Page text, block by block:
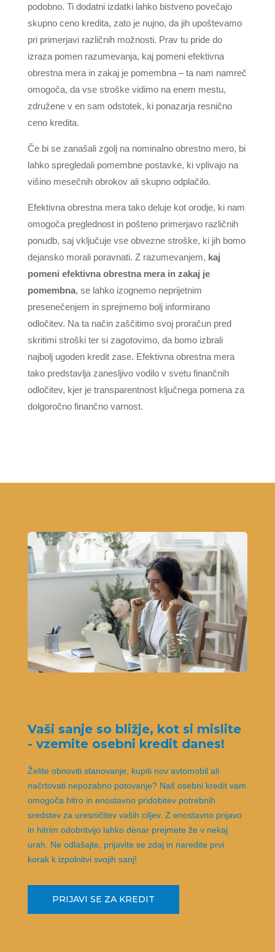
podobno. Ti dodatni izdatki lahko bistveno povečajo
skupno ceno kredita, zato je nujno, da jih upoštevamo
pri primerjavi različnih možnosti. Prav tu pride do
izraza pomen razumevanja, kaj pomeni efektivna
obrestna mera in zakaj je pomembna – ta nam namreč
omogoča, da vse stroške vidimo na enem mestu,
združene v en sam odstotek, ki ponazarja resnično
ceno kredita.
Če bi se zanašali zgolj na nominalno obrestno mero, bi
lahko spregledali pomembne postavke, ki vplivajo na
višino mesečnih obrokov ali skupno odplačilo.
Efektivna obrestna mera tako deluje kot orodje, ki nam
omogoča preglednost in pošteno primerjavo različnih
ponudb, saj vključuje vse obvezne stroške, ki jih bomo
dejansko morali poravnati. Z razumevanjem, kaj
pomeni efektivna obrestna mera in zakaj je
pomembna, se lahko izognemo neprijetnim
presenečenjem in sprejmemo bolj informirano
odločitev. Na ta način zaščitimo svoj proračun pred
skritimi stroški ter si zagotovimo, da bomo izbrali
najbolj ugoden kredit zase. Efektivna obrestna mera
tako predstavlja zanesljivo vodilo v svetu finančnih
odločitev, kjer je transparentnost ključnega pomena za
dolgoročno finančno varnost.
Vaši sanje so bližje, kot si mislite
- vzemite osebni kredit danes!
Želite obnoviti stanovanje, kupiti nov avtomobil ali
načrtovati nepozabno potovanje? Naš osebni kredit vam
omogoča hitro in enostavno pridobitev potrebnih
sredstev za uresničitev vaših ciljev. Z enostavno prijavo
in hitrim odobritvijo lahko denar prejmete že v nekaj
urah. Ne odlašajte, prijavite se zdaj in naredite prvi
korak k izpolnitvi svojih sanj!
PRIJAVI SE ZA KREDIT